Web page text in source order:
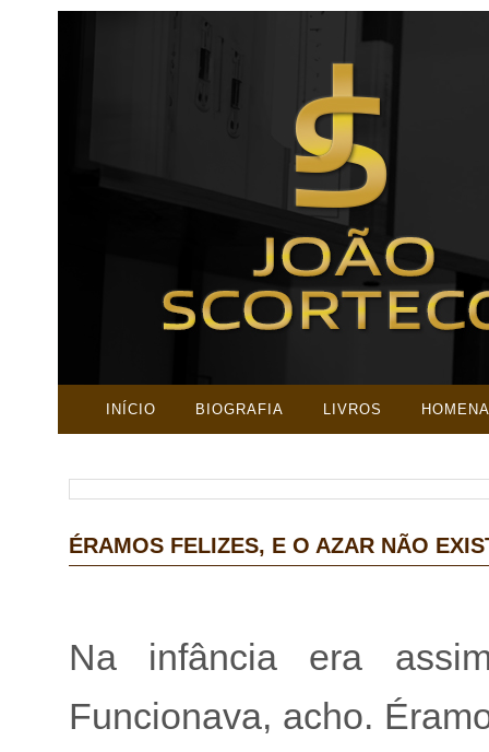
INÍCIO BIOGRAFIA LIVROS
ÉRAMOS FELIZES, E O AZAR NÃO
Na infância era
Funcionava, acho.